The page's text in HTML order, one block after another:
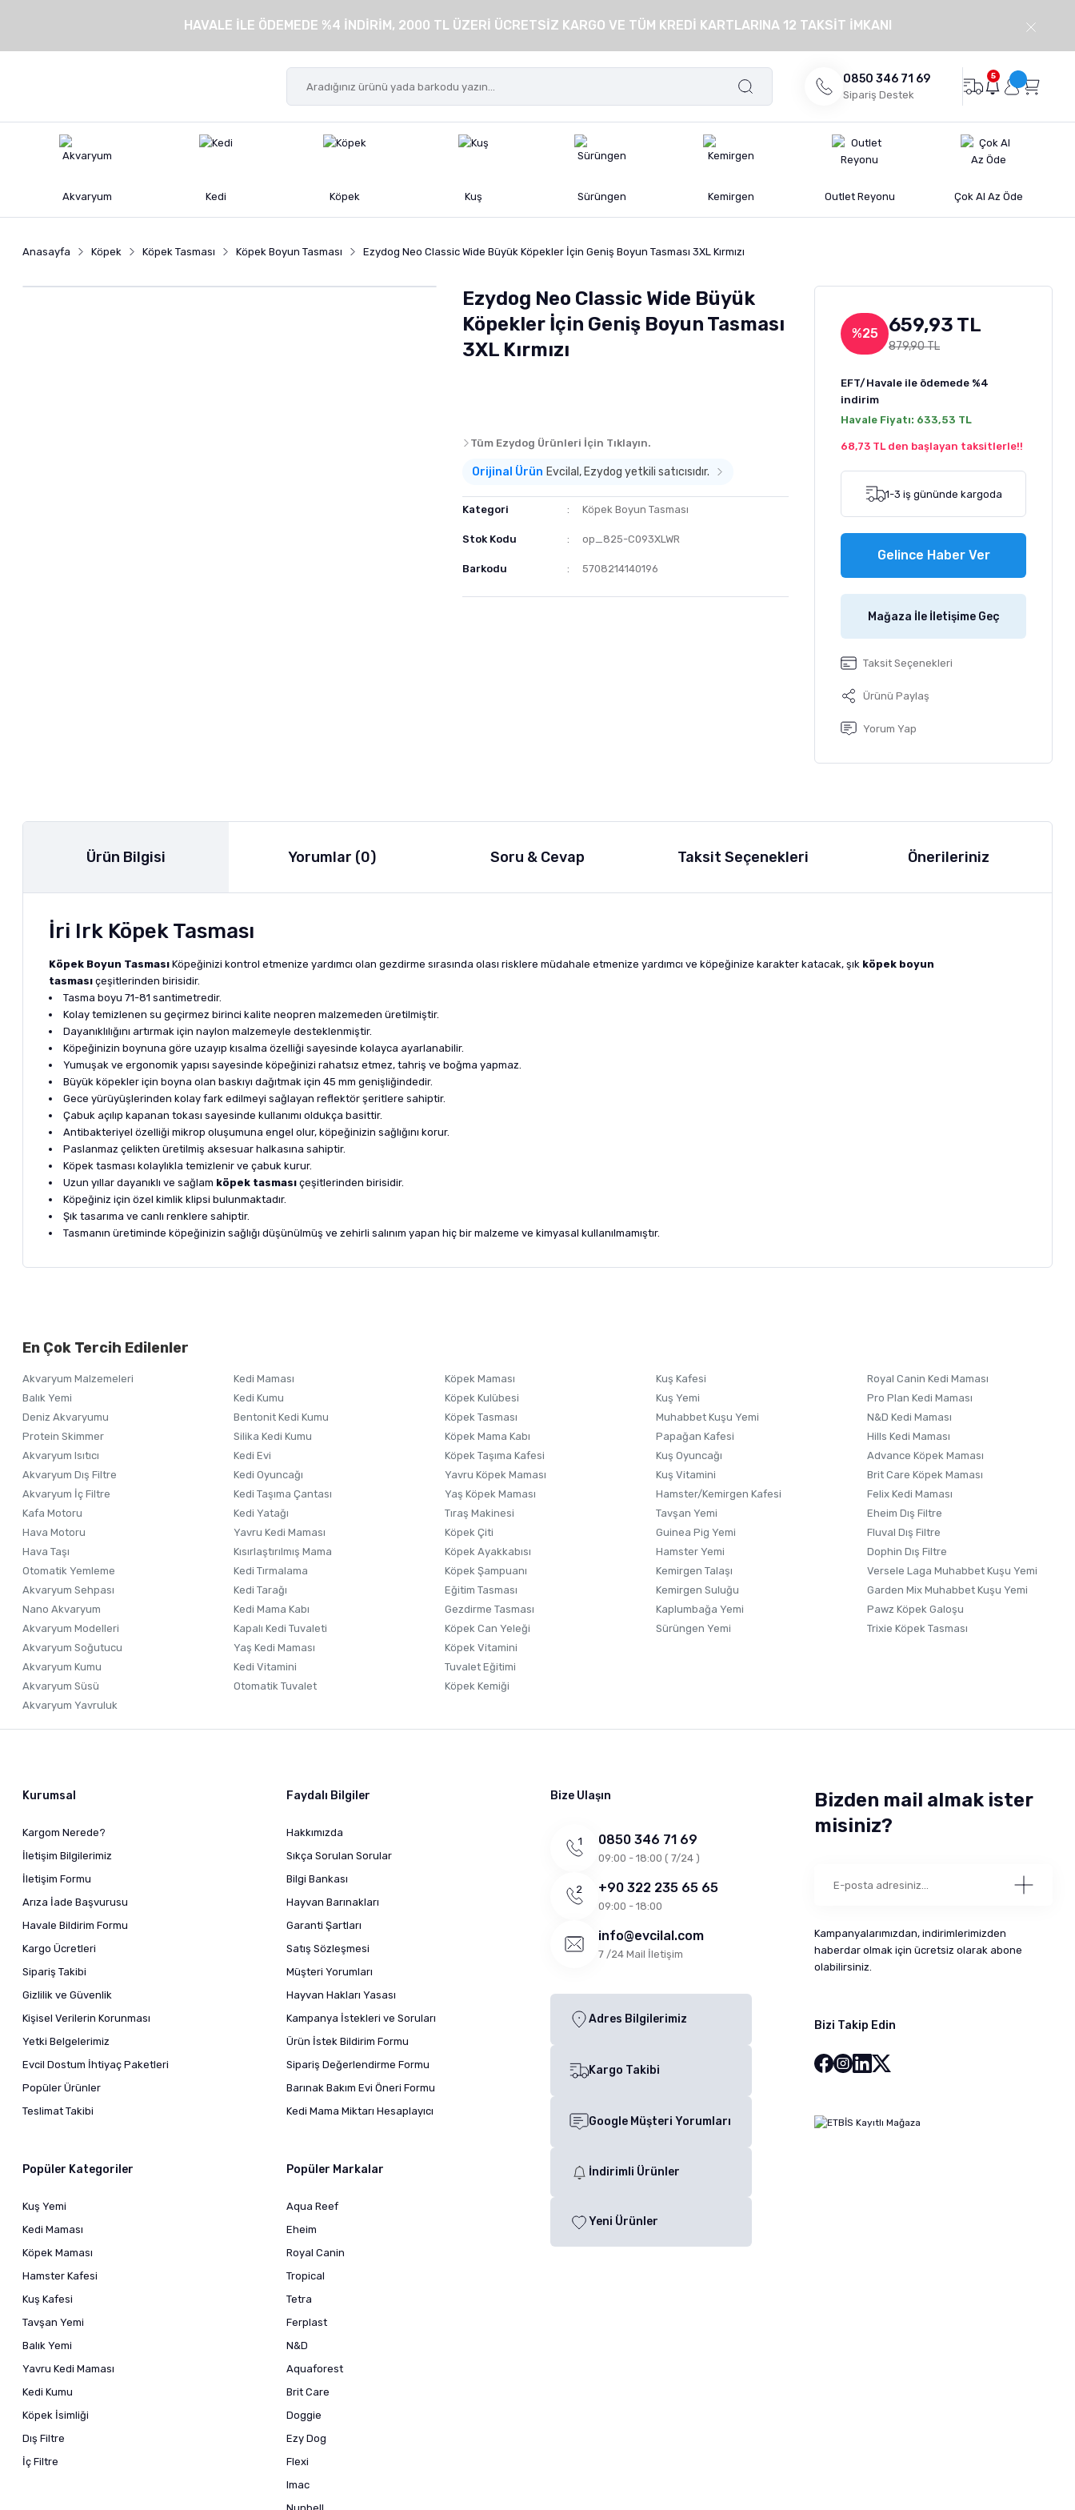
HAVALE İLE ÖDEMEDE %4 İNDİRİM, 2000 TL ÜZERİ ÜCRETSİZ KARGO VE TÜM KREDİ KARTLARINA 12 TAKSİT İMKANI
0850 346 71 69
Sipariş Destek
5
Akvaryum Kedi Köpek Kuş Sürüngen Kemirgen Outlet Reyonu Çok Al Az Öde
Anasayfa Köpek Köpek Tasması Köpek Boyun Tasması Ezydog Neo Classic Wide Büyük Köpekler İçin Geniş Boyun Tasması 3XL Kırmızı
Ezydog Neo Classic Wide Büyük
Köpekler İçin Geniş Boyun Tasması
3XL Kırmızı
Tüm Ezydog Ürünleri İçin Tıklayın.
Orijinal Ürün Evcilal, Ezydog yetkili satıcısıdır.
Kategori Köpek Boyun Tasması
Stok Kodu op_825-C093XLWR
Barkodu 5708214140196
%25 659,93 TL
879,90 TL
EFT/Havale ile ödemede %4
indirim
Havale Fiyatı: 633,53 TL
68,73 TL den başlayan taksitlerle!!
1-3 iş gününde kargoda
Gelince Haber Ver
Mağaza İle İletişime Geç
Taksit Seçenekleri
Ürünü Paylaş
Yorum Yap
Ürün Bilgisi Yorumlar (0) Soru & Cevap Taksit Seçenekleri Önerileriniz
İri Irk Köpek Tasması
Köpek Boyun Tasması Köpeğinizi kontrol etmenize yardımcı olan gezdirme sırasında olası risklere müdahale etmenize yardımcı ve köpeğinize karakter katacak, şık köpek boyun
tasması çeşitlerinden birisidir.
Tasma boyu 71-81 santimetredir.
Kolay temizlenen su geçirmez birinci kalite neopren malzemeden üretilmiştir.
Dayanıklılığını artırmak için naylon malzemeyle desteklenmiştir.
Köpeğinizin boynuna göre uzayıp kısalma özelliği sayesinde kolayca ayarlanabilir.
Yumuşak ve ergonomik yapısı sayesinde köpeğinizi rahatsız etmez, tahriş ve boğma yapmaz.
Büyük köpekler için boyna olan baskıyı dağıtmak için 45 mm genişliğindedir.
Gece yürüyüşlerinden kolay fark edilmeyi sağlayan reflektör şeritlere sahiptir.
Çabuk açılıp kapanan tokası sayesinde kullanımı oldukça basittir.
Antibakteriyel özelliği mikrop oluşumuna engel olur, köpeğinizin sağlığını korur.
Paslanmaz çelikten üretilmiş aksesuar halkasına sahiptir.
Köpek tasması kolaylıkla temizlenir ve çabuk kurur.
Uzun yıllar dayanıklı ve sağlam köpek tasması çeşitlerinden birisidir.
Köpeğiniz için özel kimlik klipsi bulunmaktadır.
Şık tasarıma ve canlı renklere sahiptir.
Tasmanın üretiminde köpeğinizin sağlığı düşünülmüş ve zehirli salınım yapan hiç bir malzeme ve kimyasal kullanılmamıştır.
Ürünü Satın Al ve Yorumla
Ürün açıklamasında eksik bilgiler bulunuyor.
Ürün fiyatı diğer sitelerden daha pahalı.
Bu ürüne benzer farklı alternatifler olmalı.
Gönder
En Çok Tercih Edilenler
Akvaryum Malzemeleri
Balık Yemi
Deniz Akvaryumu
Protein Skimmer
Akvaryum Isıtıcı
Akvaryum Dış Filtre
Akvaryum İç Filtre
Kafa Motoru
Hava Motoru
Hava Taşı
Otomatik Yemleme
Akvaryum Sehpası
Nano Akvaryum
Akvaryum Modelleri
Akvaryum Soğutucu
Akvaryum Kumu
Akvaryum Süsü
Akvaryum Yavruluk
Kedi Maması
Kedi Kumu
Bentonit Kedi Kumu
Silika Kedi Kumu
Kedi Evi
Kedi Oyuncağı
Kedi Taşıma Çantası
Kedi Yatağı
Yavru Kedi Maması
Kısırlaştırılmış Mama
Kedi Tırmalama
Kedi Tarağı
Kedi Mama Kabı
Kapalı Kedi Tuvaleti
Yaş Kedi Maması
Kedi Vitamini
Otomatik Tuvalet
Köpek Maması
Köpek Kulübesi
Köpek Tasması
Köpek Mama Kabı
Köpek Taşıma Kafesi
Yavru Köpek Maması
Yaş Köpek Maması
Tıraş Makinesi
Köpek Çiti
Köpek Ayakkabısı
Köpek Şampuanı
Eğitim Tasması
Gezdirme Tasması
Köpek Can Yeleği
Köpek Vitamini
Tuvalet Eğitimi
Köpek Kemiği
Kuş Kafesi
Kuş Yemi
Muhabbet Kuşu Yemi
Papağan Kafesi
Kuş Oyuncağı
Kuş Vitamini
Hamster/Kemirgen Kafesi
Tavşan Yemi
Guinea Pig Yemi
Hamster Yemi
Kemirgen Talaşı
Kemirgen Suluğu
Kaplumbağa Yemi
Sürüngen Yemi
Royal Canin Kedi Maması
Pro Plan Kedi Maması
N&D Kedi Maması
Hills Kedi Maması
Advance Köpek Maması
Brit Care Köpek Maması
Felix Kedi Maması
Eheim Dış Filtre
Fluval Dış Filtre
Dophin Dış Filtre
Versele Laga Muhabbet Kuşu Yemi
Garden Mix Muhabbet Kuşu Yemi
Pawz Köpek Galoşu
Trixie Köpek Tasması
Kurumsal
Kargom Nerede?
İletişim Bilgilerimiz
İletişim Formu
Arıza İade Başvurusu
Havale Bildirim Formu
Kargo Ücretleri
Sipariş Takibi
Gizlilik ve Güvenlik
Kişisel Verilerin Korunması
Yetki Belgelerimiz
Evcil Dostum İhtiyaç Paketleri
Popüler Ürünler
Teslimat Takibi
Faydalı Bilgiler
Hakkımızda
Sıkça Sorulan Sorular
Bilgi Bankası
Hayvan Barınakları
Garanti Şartları
Satış Sözleşmesi
Müşteri Yorumları
Hayvan Hakları Yasası
Kampanya İstekleri ve Soruları
Ürün İstek Bildirim Formu
Sipariş Değerlendirme Formu
Barınak Bakım Evi Öneri Formu
Kedi Mama Miktarı Hesaplayıcı
Popüler Kategoriler
Kuş Yemi
Kedi Maması
Köpek Maması
Hamster Kafesi
Kuş Kafesi
Tavşan Yemi
Balık Yemi
Yavru Kedi Maması
Kedi Kumu
Köpek İsimliği
Dış Filtre
İç Filtre
Popüler Markalar
Aqua Reef
Eheim
Royal Canin
Tropical
Tetra
Ferplast
N&D
Aquaforest
Brit Care
Doggie
Ezy Dog
Flexi
Imac
Bize Ulaşın
0850 346 71 69
09:00 - 18:00 ( 7/24 )
+90 322 235 65 65
09:00 - 18:00
info@evcilal.com
7 /24 Mail İletişim
Adres Bilgilerimiz
Kargo Takibi
Google Müşteri Yorumları
İndirimli Ürünler
Yeni Ürünler
Bizden mail almak ister
misiniz?
Kampanyalarımızdan, indirimlerimizden
haberdar olmak için ücretsiz olarak abone
olabilirsiniz.
Bizi Takip Edin